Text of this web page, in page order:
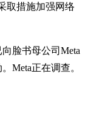
取措施加强网络
脸书母公司Meta
Meta正在调查。